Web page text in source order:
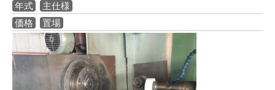
年式
主仕様
価格
置場